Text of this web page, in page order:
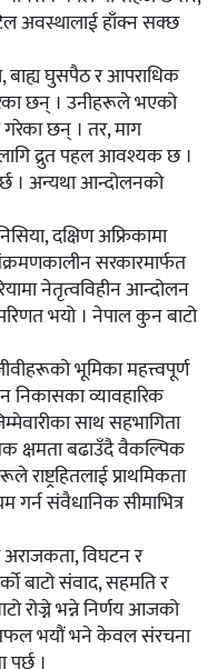
अवस्थालाई हाँक्न सक्छ
घुसपैठ र आपराधिक
छन् । उनीहरूले भएको
गरेका छन् । तर, माग
द्रुत पहल आवश्यक छ ।
। अन्यथा आन्दोलनको
दक्षिण अफ्रिकामा
सरकारमार्फत
नेतृत्वविहीन आन्दोलन
भयो । नेपाल कुन बाटो
भूमिका महत्त्वपूर्ण
व्यावहारिक
साथ सहभागिता
क्षमता बढाउँदै वैकल्पिक
राष्ट्रहितलाई प्राथमिकता
गर्न संवैधानिक सीमाभित्र
अराजकता, विघटन र
बाटो संवाद, सहमति र
रोज्ने भन्ने निर्णय आजको
भयौं भने केवल संरचना